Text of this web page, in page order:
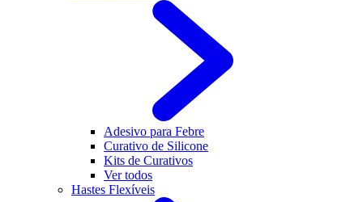
Adesivo para Febre
Curativo de Silicone
Kits de Curativos
Ver todos
Hastes Flexíveis